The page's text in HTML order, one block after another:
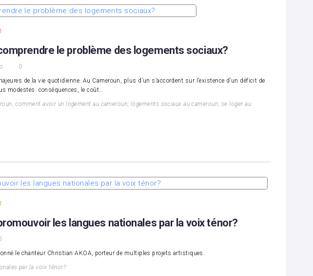
le problème des logements sociaux?
0
de la vie quotidienne. Au Cameroun, plus d’un s’accordent sur l’existence d’un déficit de
modestes. conséquences, le coût…
,comment avoir un logement au cameroun,logements sociaux au cameroun, se loger au
les langues nationales par la voix ténor?
le chanteur Christian AKOA, porteur de multiples projets artistiques.
par la voix ténor?